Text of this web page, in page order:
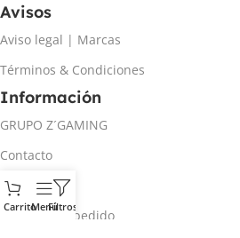
Avisos
Aviso legal | Marcas
Términos & Condiciones
Información
GRUPO Z´GAMING
Contacto
Mi cuenta
Rastrear mi pedido
CarritoMenúFiltros